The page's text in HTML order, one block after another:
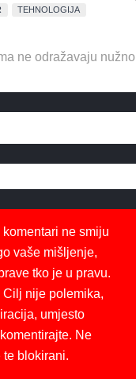
TEHNOLOGIJA
ne odražavaju nužno
komentari ne smiju
vaše mišljenje,
tko je u pravu.
nije polemika,
umjesto
Ne
te blokirani.